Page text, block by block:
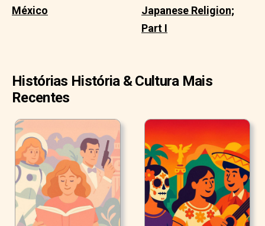
México
Japanese Religion;
Part I
Histórias História & Cultura Mais
Recentes